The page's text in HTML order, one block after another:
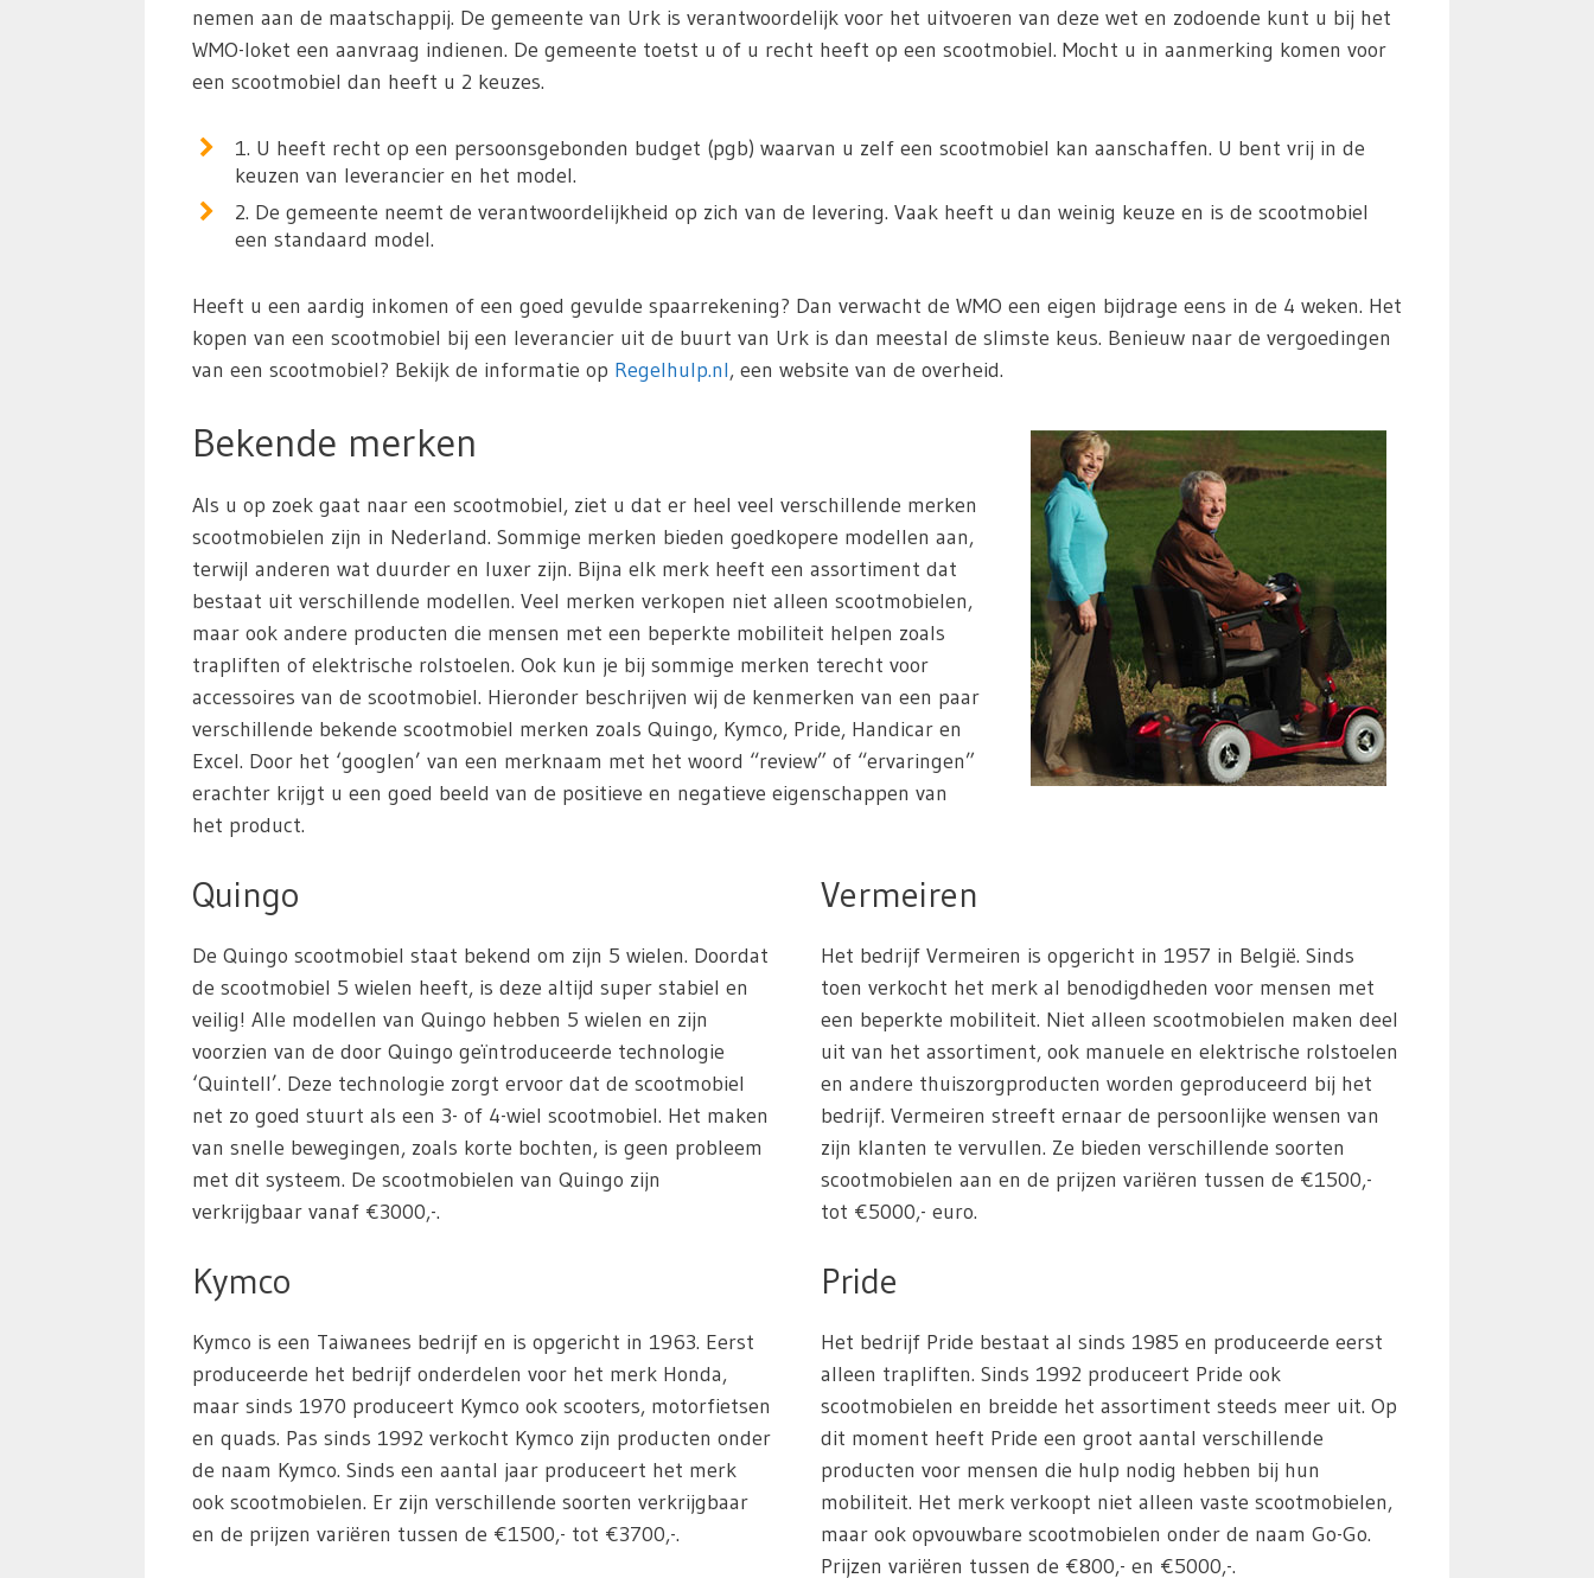
nemen aan de maatschappij. De gemeente van Urk is verantwoordelijk voor het uitvoeren van deze wet en zodoende kunt u bij het
WMO-loket een aanvraag indienen. De gemeente toetst u of u recht heeft op een scootmobiel. Mocht u in aanmerking komen voor
een scootmobiel dan heeft u 2 keuzes.
1. U heeft recht op een persoonsgebonden budget (pgb) waarvan u zelf een scootmobiel kan aanschaffen. U bent vrij in de
keuzen van leverancier en het model.
2. De gemeente neemt de verantwoordelijkheid op zich van de levering. Vaak heeft u dan weinig keuze en is de scootmobiel
een standaard model.
Heeft u een aardig inkomen of een goed gevulde spaarrekening? Dan verwacht de WMO een eigen bijdrage eens in de 4 weken. Het
kopen van een scootmobiel bij een leverancier uit de buurt van Urk is dan meestal de slimste keus. Benieuw naar de vergoedingen
van een scootmobiel? Bekijk de informatie op Regelhulp.nl, een website van de overheid.
Bekende merken
Als u op zoek gaat naar een scootmobiel, ziet u dat er heel veel verschillende merken
scootmobielen zijn in Nederland. Sommige merken bieden goedkopere modellen aan,
terwijl anderen wat duurder en luxer zijn. Bijna elk merk heeft een assortiment dat
bestaat uit verschillende modellen. Veel merken verkopen niet alleen scootmobielen,
maar ook andere producten die mensen met een beperkte mobiliteit helpen zoals
trapliften of elektrische rolstoelen. Ook kun je bij sommige merken terecht voor
accessoires van de scootmobiel. Hieronder beschrijven wij de kenmerken van een paar
verschillende bekende scootmobiel merken zoals Quingo, Kymco, Pride, Handicar en
Excel. Door het ‘googlen’ van een merknaam met het woord “review” of “ervaringen”
erachter krijgt u een goed beeld van de positieve en negatieve eigenschappen van
het product.
Quingo
De Quingo scootmobiel staat bekend om zijn 5 wielen. Doordat
de scootmobiel 5 wielen heeft, is deze altijd super stabiel en
veilig! Alle modellen van Quingo hebben 5 wielen en zijn
voorzien van de door Quingo geïntroduceerde technologie
‘Quintell’. Deze technologie zorgt ervoor dat de scootmobiel
net zo goed stuurt als een 3- of 4-wiel scootmobiel. Het maken
van snelle bewegingen, zoals korte bochten, is geen probleem
met dit systeem. De scootmobielen van Quingo zijn
verkrijgbaar vanaf €3000,-.
Vermeiren
Het bedrijf Vermeiren is opgericht in 1957 in België. Sinds
toen verkocht het merk al benodigdheden voor mensen met
een beperkte mobiliteit. Niet alleen scootmobielen maken deel
uit van het assortiment, ook manuele en elektrische rolstoelen
en andere thuiszorgproducten worden geproduceerd bij het
bedrijf. Vermeiren streeft ernaar de persoonlijke wensen van
zijn klanten te vervullen. Ze bieden verschillende soorten
scootmobielen aan en de prijzen variëren tussen de €1500,-
tot €5000,- euro.
Kymco
Kymco is een Taiwanees bedrijf en is opgericht in 1963. Eerst
produceerde het bedrijf onderdelen voor het merk Honda,
maar sinds 1970 produceert Kymco ook scooters, motorfietsen
en quads. Pas sinds 1992 verkocht Kymco zijn producten onder
de naam Kymco. Sinds een aantal jaar produceert het merk
ook scootmobielen. Er zijn verschillende soorten verkrijgbaar
en de prijzen variëren tussen de €1500,- tot €3700,-.
Pride
Het bedrijf Pride bestaat al sinds 1985 en produceerde eerst
alleen trapliften. Sinds 1992 produceert Pride ook
scootmobielen en breidde het assortiment steeds meer uit. Op
dit moment heeft Pride een groot aantal verschillende
producten voor mensen die hulp nodig hebben bij hun
mobiliteit. Het merk verkoopt niet alleen vaste scootmobielen,
maar ook opvouwbare scootmobielen onder de naam Go-Go.
Prijzen variëren tussen de €800,- en €5000,-.